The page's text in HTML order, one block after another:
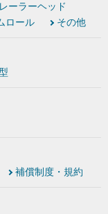
ーラーヘッド
ロール その他
補償制度・規約